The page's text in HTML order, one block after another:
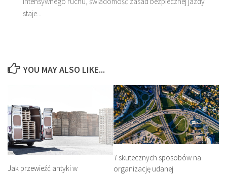
staje...
YOU MAY ALSO LIKE...
Jak przewieźć antyki w
7 skutecznych sposobów na
organizację udanej